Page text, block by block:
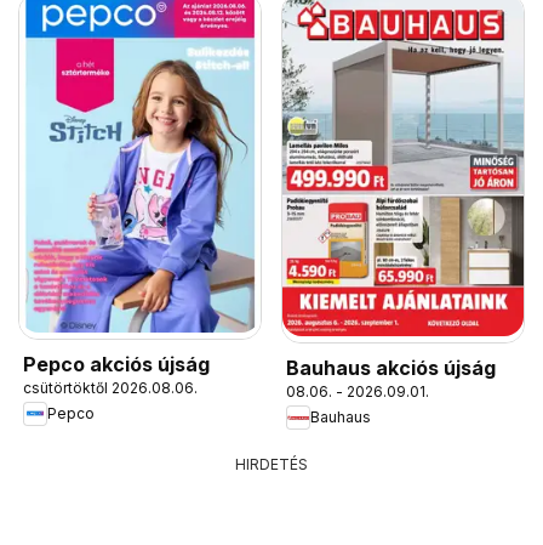
Pepco akciós újság
csütörtöktől 2026.08.06.
Pepco
Bauhaus akciós újság
08.06. - 2026.09.01.
Bauhaus
HIRDETÉS